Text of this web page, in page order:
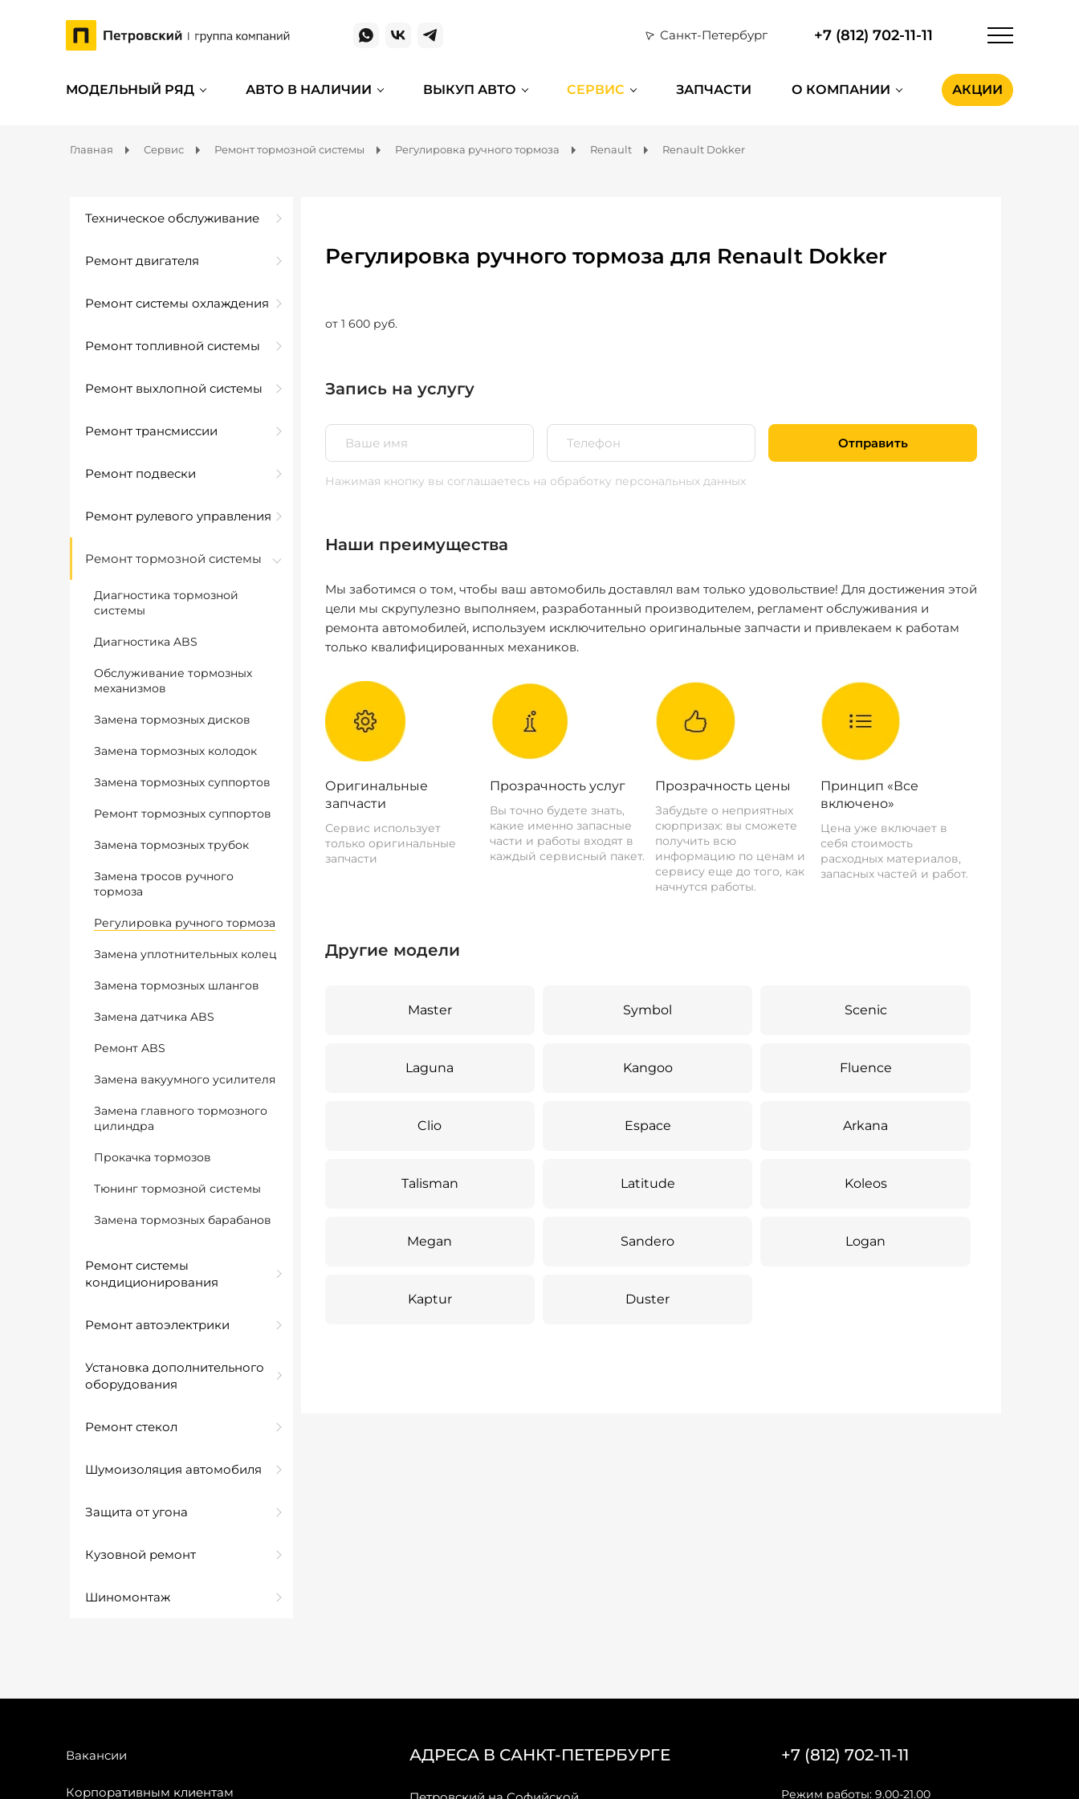
Санкт-Петербург +7 (812) 702-11-11
МОДЕЛЬНЫЙ РЯД АВТО В НАЛИЧИИ ВЫКУП АВТО СЕРВИС ЗАПЧАСТИ О КОМПАНИИ АКЦИИ
Главная Сервис Ремонт тормозной системы Регулировка ручного тормоза Renault Renault Dokker
Техническое обслуживание
Ремонт двигателя
Ремонт системы охлаждения
Ремонт топливной системы
Ремонт выхлопной системы
Ремонт трансмиссии
Ремонт подвески
Ремонт рулевого управления
Ремонт тормозной системы
Диагностика тормозной
системы
Диагностика ABS
Обслуживание тормозных
механизмов
Замена тормозных дисков
Замена тормозных колодок
Замена тормозных суппортов
Ремонт тормозных суппортов
Замена тормозных трубок
Замена тросов ручного
тормоза
Регулировка ручного тормоза
Замена уплотнительных колец
Замена тормозных шлангов
Замена датчика ABS
Ремонт ABS
Замена вакуумного усилителя
Замена главного тормозного
цилиндра
Прокачка тормозов
Тюнинг тормозной системы
Замена тормозных барабанов
Ремонт системы
кондиционирования
Ремонт автоэлектрики
Установка дополнительного
оборудования
Ремонт стекол
Шумоизоляция автомобиля
Защита от угона
Кузовной ремонт
Шиномонтаж
Регулировка ручного тормоза для Renault Dokker
от 1 600 руб.
Запись на услугу
Отправить
Нажимая кнопку вы соглашаетесь на обработку персональных данных
Наши преимущества
Мы заботимся о том, чтобы ваш автомобиль доставлял вам только удовольствие! Для достижения этой
цели мы скрупулезно выполняем, разработанный производителем, регламент обслуживания и
ремонта автомобилей, используем исключительно оригинальные запчасти и привлекаем к работам
только квалифицированных механиков.
Оригинальные
запчасти
Сервис использует
только оригинальные
запчасти
Прозрачность услуг
Вы точно будете знать,
какие именно запасные
части и работы входят в
каждый сервисный пакет.
Прозрачность цены
Забудьте о неприятных
сюрпризах: вы сможете
получить всю
информацию по ценам и
сервису еще до того, как
начнутся работы.
Принцип «Все
включено»
Цена уже включает в
себя стоимость
расходных материалов,
запасных частей и работ.
Другие модели
Master Symbol Scenic
Laguna Kangoo Fluence
Clio Espace Arkana
Talisman Latitude Koleos
Megan Sandero Logan
Kaptur Duster
Вакансии
Корпоративным клиентам
АДРЕСА В САНКТ-ПЕТЕРБУРГЕ +7 (812) 702-11-11
Режим работы: 9.00-21.00